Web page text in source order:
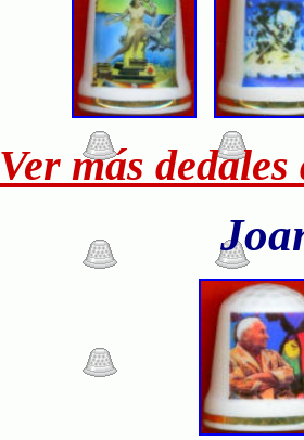
Ver más